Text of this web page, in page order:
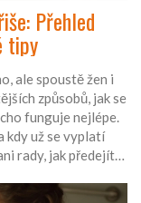
Přehled
tipy
ale spoustě žen i
způsobů, jak se
funguje nejlépe.
kdy už se vyplatí
rady, jak předejít